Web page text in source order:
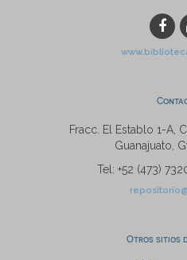
Fracc. El Establo 1-A,
Guanajuato,
Tel: +52 (473)
Otros sitios